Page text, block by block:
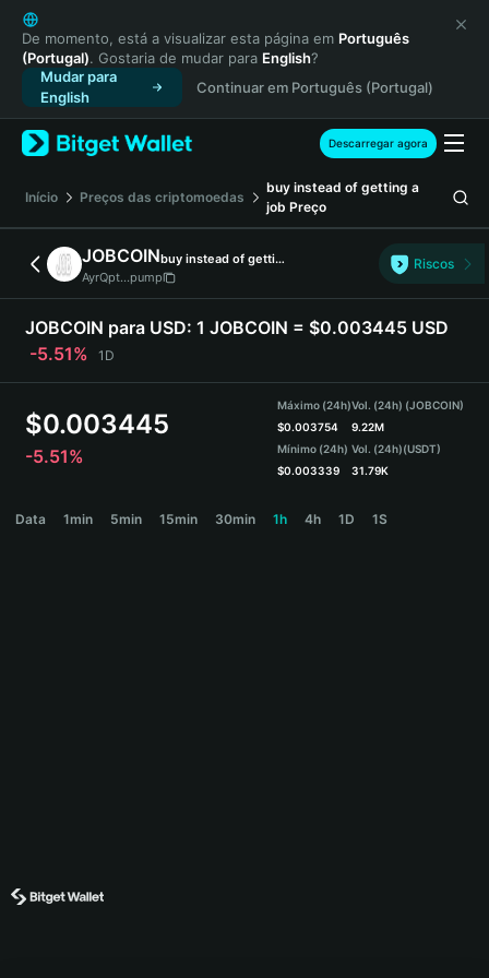
English
日本語
Tiếng Việt
Русский
Español (Latinoamérica)
Türkçe
Français
Deutsch
简体中文
繁體中文
Português (Portugal)
Bahasa Indonesia
ภาษาไทย
हिन्दी
Español
Português (Brasil)
De momento, está a visualizar esta página em Português
(Portugal). Gostaria de mudar para English?
Mudar para
English
Continuar em Português (Portugal)
Descarregar agora
Início Preços das criptomoedas
buy instead of getting a
job Preço
JOBCOIN
buy instead of getting a job
AyrQpt...pump
Riscos
JOBCOIN para USD: 1 JOBCOIN = $0.003445 USD
-5.51%
1D
$0.003445
-5.51%
Máximo (24h)
$0.003754
Mínimo (24h)
$0.003339
Vol. (24h) (JOBCOIN)
9.22M
Vol. (24h)(USDT)
31.79K
Data 1min 5min 15min 30min 1h 4h 1D 1S